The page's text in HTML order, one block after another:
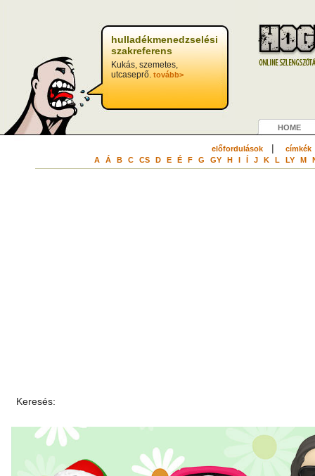
hulladékmenedzselési
szakreferens
Kukás, szemetes,
utcaseprő. tovább>
HOME
előfordulások| címkék
A Á B C CS D E É F G GY H I Í J K L LY M
Keresés: